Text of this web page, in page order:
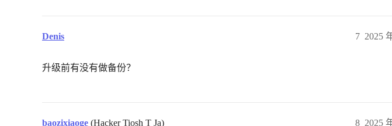
Denis 2025
7
升级前有没有做备份？
baozixiaoge (Hacker Tiosh T Ja) 2025
8